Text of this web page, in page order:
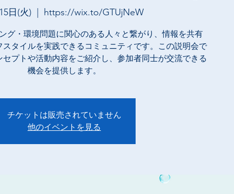
日(火) https://wix.to/GTUjNeW
グ・環境問題に関心のある人々と繋がり、情報を共有
スタイルを実践できるコミュニティです。この説明会で
プトや活動内容をご紹介し、参加者同士が交流できる
機会を提供します。
チケットは販売されていません
他のイベントを見る